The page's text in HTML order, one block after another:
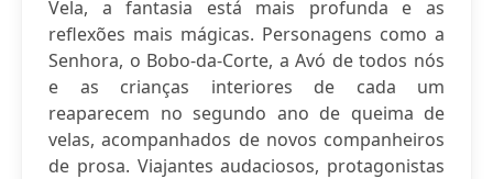
Vela, a fantasia está mais profunda e as
reflexões mais mágicas. Personagens como a
Senhora, o Bobo-da-Corte, a Avó de todos nós
e as crianças interiores de cada um
reaparecem no segundo ano de queima de
velas, acompanhados de novos companheiros
de prosa. Viajantes audaciosos, protagonistas